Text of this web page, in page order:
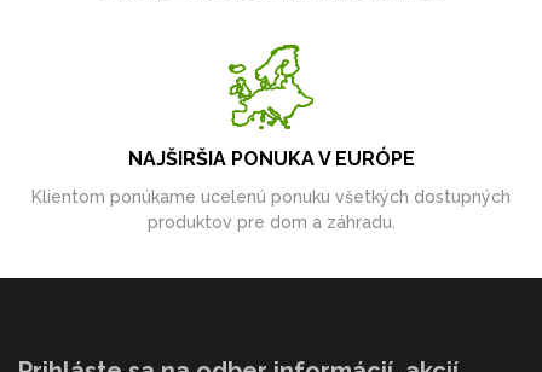
NAJŠIRŠIA PONUKA V EURÓPE
Klientom ponúkame ucelenú ponuku všetkých dostupných
produktov pre dom a záhradu.